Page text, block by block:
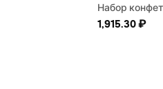
Набор
1,915.30₽